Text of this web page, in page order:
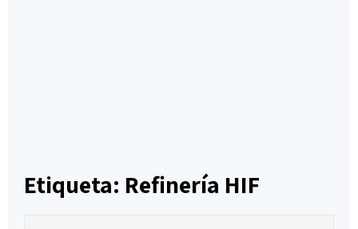
Etiqueta: Refinería HIF